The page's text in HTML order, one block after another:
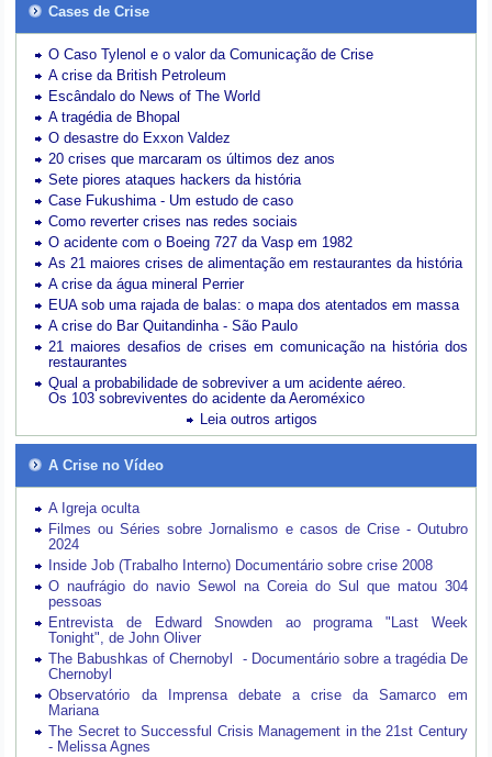
Cases de Crise
O Caso Tylenol e o valor da Comunicação de Crise
A crise da British Petroleum
Escândalo do News of The World
A tragédia de Bhopal
O desastre do Exxon Valdez
20 crises que marcaram os últimos dez anos
Sete piores ataques hackers da história
Case Fukushima - Um estudo de caso
Como reverter crises nas redes sociais
O acidente com o Boeing 727 da Vasp em 1982
As 21 maiores crises de alimentação em restaurantes da história
A crise da água mineral Perrier
EUA sob uma rajada de balas: o mapa dos atentados em massa
A crise do Bar Quitandinha - São Paulo
21 maiores desafios de crises em comunicação na história dos
restaurantes
Qual a probabilidade de sobreviver a um acidente aéreo.
Os 103 sobreviventes do acidente da Aeroméxico
Leia outros artigos
A Crise no Vídeo
A Igreja oculta
Filmes ou Séries sobre Jornalismo e casos de Crise - Outubro
2024
Inside Job (Trabalho Interno) Documentário sobre crise 2008
O naufrágio do navio Sewol na Coreia do Sul que matou 304
pessoas
Entrevista de Edward Snowden ao programa "Last Week
Tonight", de John Oliver
The Babushkas of Chernobyl - Documentário sobre a tragédia De
Chernobyl
Observatório da Imprensa debate a crise da Samarco em
Mariana
The Secret to Successful Crisis Management in the 21st Century
- Melissa Agnes